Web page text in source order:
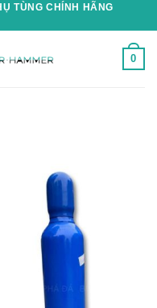
TÙNG CHÍNH HÃNG
0